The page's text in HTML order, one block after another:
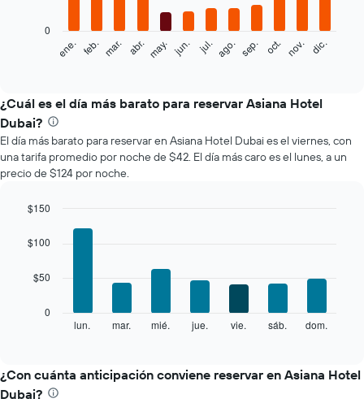
siguiente
el
precio
promedio
de
una
habitación
mes
gráfico
eje
El
gráfico
ene. feb. mar. abr. may. jun. jul. ago. sep. oct. nov. dic.
0
¿Cuál es el día más barato para reservar Asiana Hotel
Dubai?
El día más barato para reservar en Asiana Hotel Dubai es el viernes, con
una tarifa promedio por noche de $42. El día más caro es el lunes, a un
precio de $124 por noche.
chart
with
bars.
el
precio
graphic.
lun. mar. mié. jue. vie. sáb. dom.
0
$50
$100
$150
¿Con cuánta anticipación conviene reservar en Asiana Hotel
Dubai?